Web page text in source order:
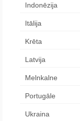
Indonēzija
Itālija
Krēta
Latvija
Melnkalne
Portugāle
Ukraina